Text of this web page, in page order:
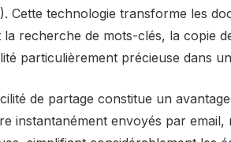
Cette technologie transforme les
la recherche de mots-clés, la copie
particulièrement précieuse dans
de partage constitue un
instantanément envoyés par